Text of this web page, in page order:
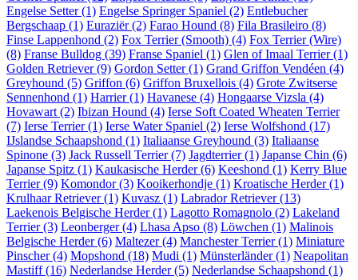
Engelse Setter(1) Engelse Springer Spaniel (2) Entlebucher
Bergschaap (1) Euraziër(2) Farao Hound (8) Fila Brasileiro (8)
Finse Lappenhond (2) Fox Terrier (Smooth) (4) Fox Terrier (Wire)
(8) Franse Bulldog (39) Franse Spaniel (1) Glen of Imaal Terrier(1)
Golden Retriever(9) Gordon Setter(1) Grand Griffon Vendéen (4)
Greyhound (5) Griffon (6) Griffon Bruxellois (4) Grote Zwitserse
Sennenhond (1) Harrier(1) Havanese (4) Hongaarse Vizsla (4)
Hovawart (2) Ibizan Hound (4) Ierse Soft Coated Wheaten Terrier
(7) Ierse Terrier(1) Ierse Water Spaniel (2) Ierse Wolfshond (17)
IJslandse Schaapshond (1) Italiaanse Greyhound (3) Italiaanse
Spinone (3) Jack Russell Terrier(7) Jagdterrier(1) Japanse Chin (6)
Japanse Spitz (1) Kaukasische Herder(6) Keeshond (1) Kerry Blue
Terrier(9) Komondor(3) Kooikerhondje (1) Kroatische Herder(1)
Krulhaar Retriever(1) Kuvasz (1) Labrador Retriever(13)
Laekenois Belgische Herder(1) Lagotto Romagnolo (2) Lakeland
Terrier(3) Leonberger(4) Lhasa Apso (8) Löwchen (1) Malinois
Belgische Herder(6) Maltezer(4) Manchester Terrier(1) Miniature
Pinscher(4) Mopshond (18) Mudi (1) Münsterländer(1) Neapolitan
Mastiff(16) Nederlandse Herder(5) Nederlandse Schaapshond (1)